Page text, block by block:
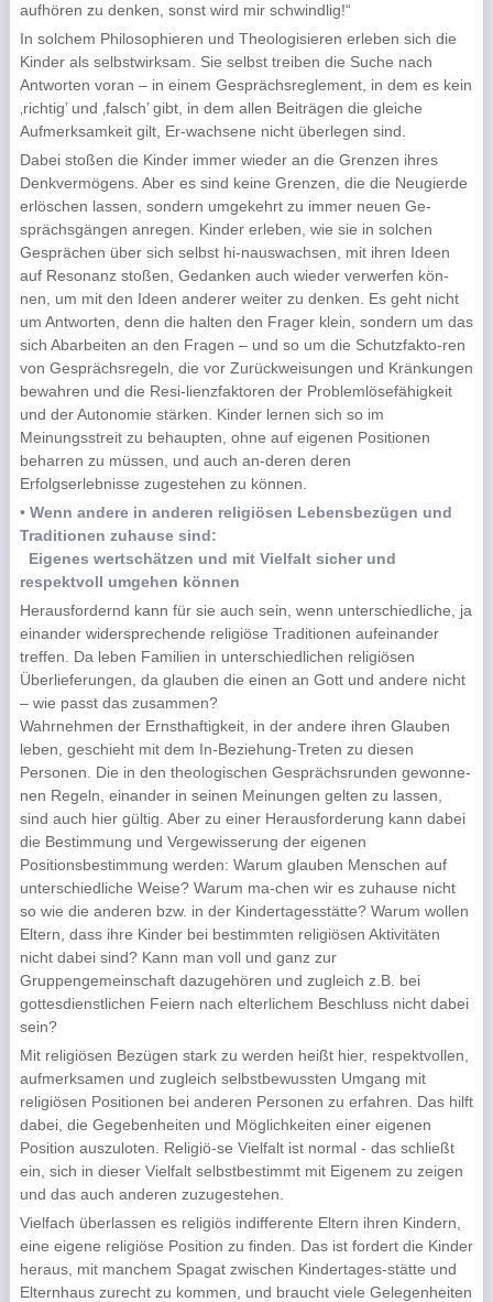
aufhören zu denken, sonst wird mir schwindlig!“
In solchem Philosophieren und Theologisieren erleben sich die
Kinder als selbstwirksam. Sie selbst treiben die Suche nach
Antworten voran – in einem Gesprächsreglement, in dem es kein
‚richtig’ und ‚falsch’ gibt, in dem allen Beiträgen die gleiche
Aufmerksamkeit gilt, Er-wachsene nicht überlegen sind.
Dabei stoßen die Kinder immer wieder an die Grenzen ihres
Denkvermögens. Aber es sind keine Grenzen, die die Neugierde
erlöschen lassen, sondern umgekehrt zu immer neuen Ge-
sprächsgängen anregen. Kinder erleben, wie sie in solchen
Gesprächen über sich selbst hi-nauswachsen, mit ihren Ideen
auf Resonanz stoßen, Gedanken auch wieder verwerfen kön-
nen, um mit den Ideen anderer weiter zu denken. Es geht nicht
um Antworten, denn die halten den Frager klein, sondern um das
sich Abarbeiten an den Fragen – und so um die Schutzfakto-ren
von Gesprächsregeln, die vor Zurückweisungen und Kränkungen
bewahren und die Resi-lienzfaktoren der Problemlösefähigkeit
und der Autonomie stärken. Kinder lernen sich so im
Meinungsstreit zu behaupten, ohne auf eigenen Positionen
beharren zu müssen, und auch an-deren deren
Erfolgserlebnisse zugestehen zu können.
• Wenn andere in anderen religiösen Lebensbezügen und
Traditionen zuhause sind:
Eigenes wertschätzen und mit Vielfalt sicher und
respektvoll umgehen können
Herausfordernd kann für sie auch sein, wenn unterschiedliche, ja
einander widersprechende religiöse Traditionen aufeinander
treffen. Da leben Familien in unterschiedlichen religiösen
Überlieferungen, da glauben die einen an Gott und andere nicht
– wie passt das zusammen?
Wahrnehmen der Ernsthaftigkeit, in der andere ihren Glauben
leben, geschieht mit dem In-Beziehung-Treten zu diesen
Personen. Die in den theologischen Gesprächsrunden gewonne-
nen Regeln, einander in seinen Meinungen gelten zu lassen,
sind auch hier gültig. Aber zu einer Herausforderung kann dabei
die Bestimmung und Vergewisserung der eigenen
Positionsbestimmung werden: Warum glauben Menschen auf
unterschiedliche Weise? Warum ma-chen wir es zuhause nicht
so wie die anderen bzw. in der Kindertagesstätte? Warum wollen
Eltern, dass ihre Kinder bei bestimmten religiösen Aktivitäten
nicht dabei sind? Kann man voll und ganz zur
Gruppengemeinschaft dazugehören und zugleich z.B. bei
gottesdienstlichen Feiern nach elterlichem Beschluss nicht dabei
sein?
Mit religiösen Bezügen stark zu werden heißt hier, respektvollen,
aufmerksamen und zugleich selbstbewussten Umgang mit
religiösen Positionen bei anderen Personen zu erfahren. Das hilft
dabei, die Gegebenheiten und Möglichkeiten einer eigenen
Position auszuloten. Religiö-se Vielfalt ist normal - das schließt
ein, sich in dieser Vielfalt selbstbestimmt mit Eigenem zu zeigen
und das auch anderen zuzugestehen.
Vielfach überlassen es religiös indifferente Eltern ihren Kindern,
eine eigene religiöse Position zu finden. Das ist fordert die Kinder
heraus, mit manchem Spagat zwischen Kindertages-stätte und
Elternhaus zurecht zu kommen, und braucht viele Gelegenheiten